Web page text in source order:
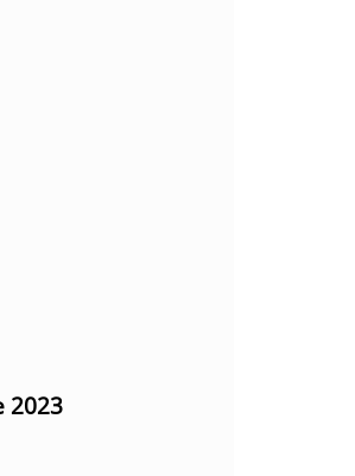
2023